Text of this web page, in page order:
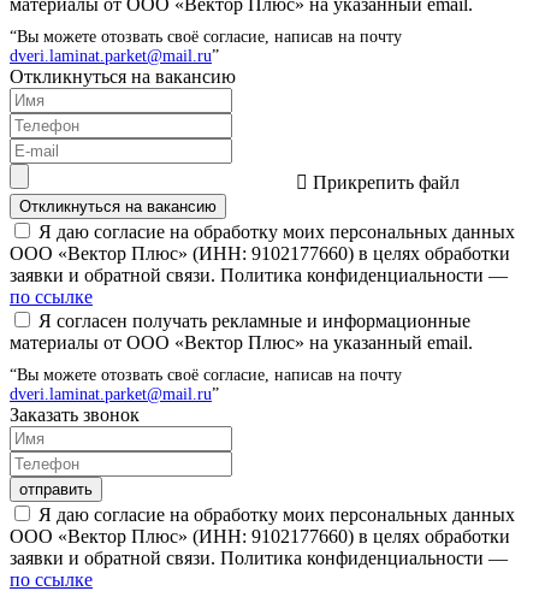
“Вы можете отозвать своё согласие, написав на почту
dveri.laminat.parket@mail.ru”
Откликнуться на вакансию
Прикрепить файл
Откликнуться на вакансию
Я даю согласие на обработку моих персональных данных
ООО «Вектор Плюс» (ИНН: 9102177660) в целях обработки
заявки и обратной связи. Политика конфиденциальности —
по ссылке
Я согласен получать рекламные и информационные
материалы от ООО «Вектор Плюс» на указанный email.
“Вы можете отозвать своё согласие, написав на почту
dveri.laminat.parket@mail.ru”
Заказать звонок
отправить
Я даю согласие на обработку моих персональных данных
ООО «Вектор Плюс» (ИНН: 9102177660) в целях обработки
заявки и обратной связи. Политика конфиденциальности —
по ссылке